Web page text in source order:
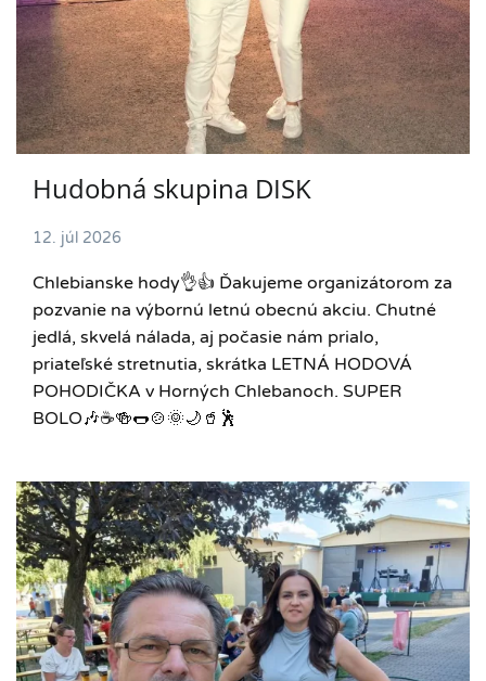
Hudobná skupina DISK
12. júl 2026
Chlebianske hody👌👍 Ďakujeme organizátorom za
pozvanie na výbornú letnú obecnú akciu. Chutné
jedlá, skvelá nálada, aj počasie nám prialo,
priateľské stretnutia, skrátka LETNÁ HODOVÁ
POHODIČKA v Horných Chlebanoch. SUPER
BOLO🎶☕️🍻🌭🍲🌞🌙🥤🕺